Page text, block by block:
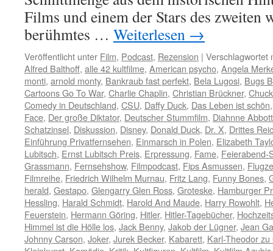
Films und einem der Stars des zweiten
berühmtes … Weiterlesen →
Veröffentlicht unter Film, Podcast, Rezension | Verschlagwortet
Alfred Balthoff, alle 42 kultfilme, American psycho, Angela
monti, arnold monty, Bankraub fast perfekt, Bela Lugosi, Bugs
Cartoons Go To War, Charlie Chaplin, Christian Brückner,
Comedy in Deutschland, CSU, Daffy Duck, Das Leben ist schön
Face, Der große Diktator, Deutscher Stummfilm, Diahnne Abbott
Schatzinsel, Diskussion, Disney, Donald Duck, Dr. X, Drittes
Einführung Privatfernsehen, Einmarsch in Polen, Elizabeth
Lubitsch, Ernst Lubitsch Preis, Erpressung, Fame, Feierabend-
Grassmann, Fernsehshow, Filmpodcast, Fips Asmussen,
Filmreihe, Friedrich Wilhelm Murnau, Fritz Lang, Funny Bones,
herald, Gestapo, Glengarry Glen Ross, Groteske, Hamburger
Hessling, Harald Schmidt, Harold And Maude, Harry Rowohlt,
Feuerstein, Hermann Göring, Hitler, Hitler-Tagebücher,
Himmel ist die Hölle los, Jack Benny, Jakob der Lügner, Jean
Johnny Carson, Joker, Jurek Becker, Kabarett, Karl-Theodor